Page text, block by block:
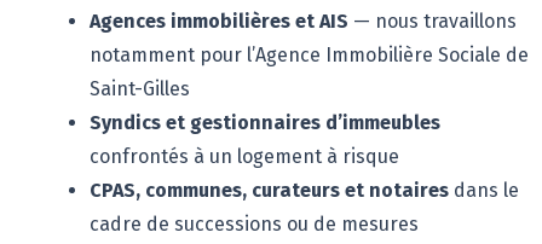
Agences immobilières et AIS — nous travaillons
notamment pour l’Agence Immobilière Sociale de
Saint-Gilles
Syndics et gestionnaires d’immeubles
confrontés à un logement à risque
CPAS, communes, curateurs et notaires dans le
cadre de successions ou de mesures